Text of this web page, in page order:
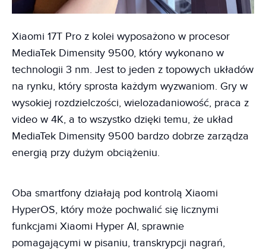
Xiaomi 17T Pro z kolei wyposażono w procesor
MediaTek Dimensity 9500, który wykonano w
technologii 3 nm. Jest to jeden z topowych układów
na rynku, który sprosta każdym wyzwaniom. Gry w
wysokiej rozdzielczości, wielozadaniowość, praca z
video w 4K, a to wszystko dzięki temu, że układ
MediaTek Dimensity 9500 bardzo dobrze zarządza
energią przy dużym obciążeniu.
Oba smartfony działają pod kontrolą Xiaomi
HyperOS, który może pochwalić się licznymi
funkcjami Xiaomi Hyper AI, sprawnie
pomagającymi w pisaniu, transkrypcji nagrań,